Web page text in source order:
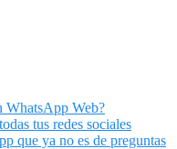
WhatsApp Web?
tus redes sociales
que ya no es de preguntas